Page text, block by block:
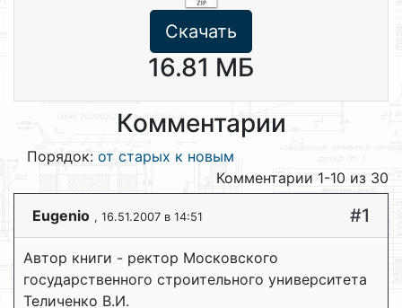
Скачать
16.81 МБ
Комментарии
Порядок: от старых к новым
Комментарии 1-10 из 30
Eugenio , 16.51.2007 в 14:51 #1
Автор книги - ректор Московского
государственного строительного университета
Теличенко В.И.